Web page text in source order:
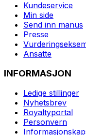
Kundeservice
Min side
Send inn manus
Presse
Ansatte
INFORMASJON
Ledige stillinger
Nyhetsbrev
Royaltyportal
Personvern